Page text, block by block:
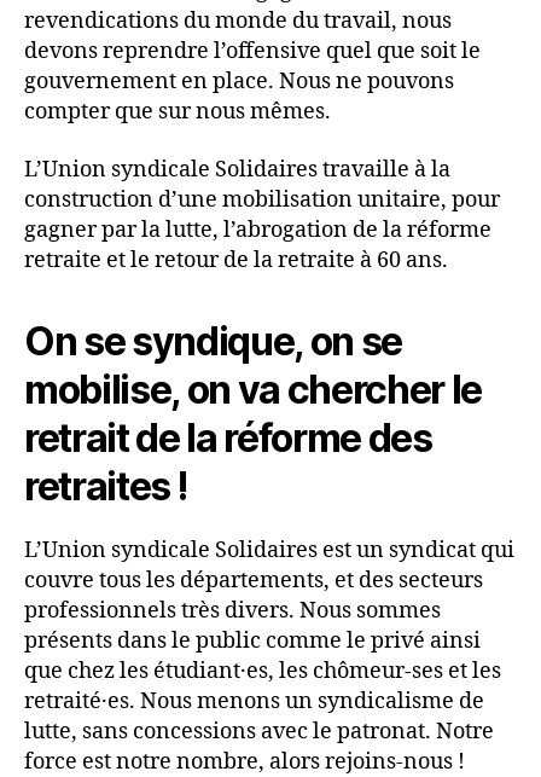
revendications du monde du travail, nous
devons reprendre l’offensive quel que soit le
gouvernement en place. Nous ne pouvons
compter que sur nous mêmes.
L’Union syndicale Solidaires travaille à la
construction d’une mobilisation unitaire, pour
gagner par la lutte, l’abrogation de la réforme
retraite et le retour de la retraite à 60 ans.
On se syndique, on se
mobilise, on va chercher le
retrait de la réforme des
retraites !
L’Union syndicale Solidaires est un syndicat qui
couvre tous les départements, et des secteurs
professionnels très divers. Nous sommes
présents dans le public comme le privé ainsi
que chez les étudiant·es, les chômeur-ses et les
retraité·es. Nous menons un syndicalisme de
lutte, sans concessions avec le patronat. Notre
force est notre nombre, alors rejoins-nous !